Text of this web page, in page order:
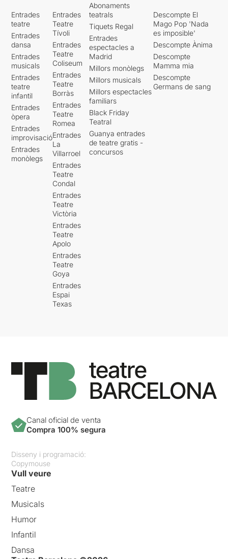
Entrades
teatre
Entrades
dansa
Entrades
musicals
Entrades
teatre
infantil
Entrades
òpera
Entrades
improvisació
Entrades
monòlegs
Entrades
Teatre
Tívoli
Entrades
Teatre
Coliseum
Entrades
Teatre
Borràs
Entrades
Teatre
Romea
Entrades
La
Villarroel
Entrades
Teatre
Condal
Entrades
Teatre
Victòria
Entrades
Teatre
Apolo
Entrades
Teatre
Goya
Entrades
Espai
Texas
Abonaments
teatrals
Tiquets Regal
Entrades
espectacles a
Madrid
Millors monòlegs
Millors musicals
Millors espectacles
familiars
Black Friday
Teatral
Guanya entrades
de teatre gratis -
concursos
Descompte El
Mago Pop 'Nada
es imposible'
Descompte Ànima
Descompte
Mamma mia
Descompte
Germans de sang
Canal oficial de venta
Compra 100% segura
Disseny i programació:
Copymouse
Vull veure
Teatre
Musicals
Humor
Infantil
Dansa